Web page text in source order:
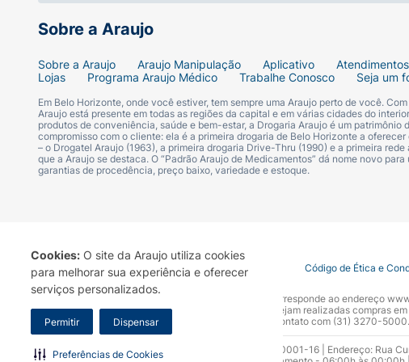
Cookies: O site da Araujo utiliza cookies
para melhorar sua experiência e oferecer
serviços personalizados.
Permitir Dispensar
Preferências de Cookies
Pacientes que estão tomando outros
(IMAO);
Mulheres grávidas devem consultar seu médico
Além dessas características particulares de cada
medicamento:
Informe sempre seu médico sobre todos os
Para pacientes que fazem tratamento para
causar dilatação da pupila;
Durante o tratamento com Zoloft 50mg, os
tonturas ou perda de consciência.
Sobre a Araujo
Sobre a Araujo Araujo Manipulação Aplicativo
Lojas
Programa Araujo Médico Trabalhe Conosco Seja um
Em Belo Horizonte, onde você estiver, tem sempre uma Araujo perto de você.
Araujo está presente em todas as regiões da capital e em várias cidades do
produtos de conveniência, saúde e bem-estar, a Drogaria Araujo é um
compromisso com o cliente: ela é a primeira drogaria de Belo Horizonte a
– o Drogatel Araujo (1963), a primeira drogaria Drive-Thru (1990) e a primeira
que a Araujo se destaca. O “Padrão Araujo de Medicamentos” dá nome novo
garantias de procedência, preço baixo, variedade e estoque.
Termo de Uso Portal da Privacidade Covid-19 Código de Ética e
A Drogaria Araujo S/A informa que o seu site oficial corresponde ao endereço
marca. Para sua segurança recomendamos que não sejam realizadas compras
Araujo S.A. Em caso de dúvidas, gentileza entrar em contato com (31) 3270-5000.
Razão Social: Drogaria Araujo S.A | CNPJ: 17.256.512.0001-16 | Endereço: Rua